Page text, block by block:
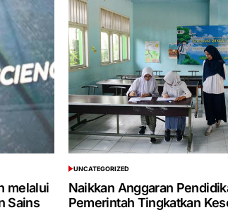
melalui
Sains
POSTED
IN
UNCATEGORIZED
Naikkan Anggaran
Pemerintah Tingkatkan